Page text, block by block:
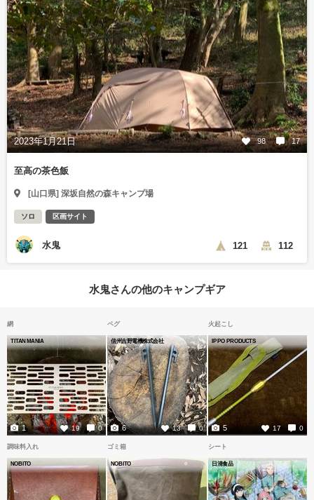
2023年1月21日 98 17
至高の茶色飯
[山口県] 深坂自然の森キャンプ場
ソロ 区画サイト
水鬼 121 112
水鬼さんの他のキャンプギア
網
TITAN MANIA
19 0
1
ペグ
信州吉野電機株式会社
13 0
6
火起こし
IPPO PRODUCTS
17 0
5
調味料入れ
NOBITO
ゴミ箱
NOBITO
シート
日清食品